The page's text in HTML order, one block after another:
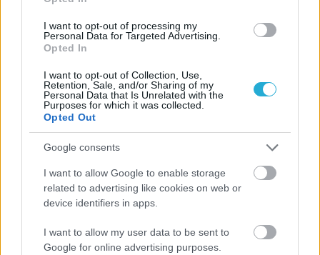
I want to opt-out of processing my
Personal Data for Targeted Advertising.
Opted In
I want to opt-out of Collection, Use,
Retention, Sale, and/or Sharing of my
Personal Data that Is Unrelated with the
Purposes for which it was collected.
Opted Out
Google consents
I want to allow Google to enable storage
related to advertising like cookies on web or
device identifiers in apps.
I want to allow my user data to be sent to
Google for online advertising purposes.
ΕΟΠΕ, έδωσαν το πρώτο σέρβις, με συνέντευξη Τύπου η
οποία έστειλε πολλά και αισιόδοξα μηνύματα για την
σπουδαία διοργάνωση η οποία μετράει αντίστροφα.